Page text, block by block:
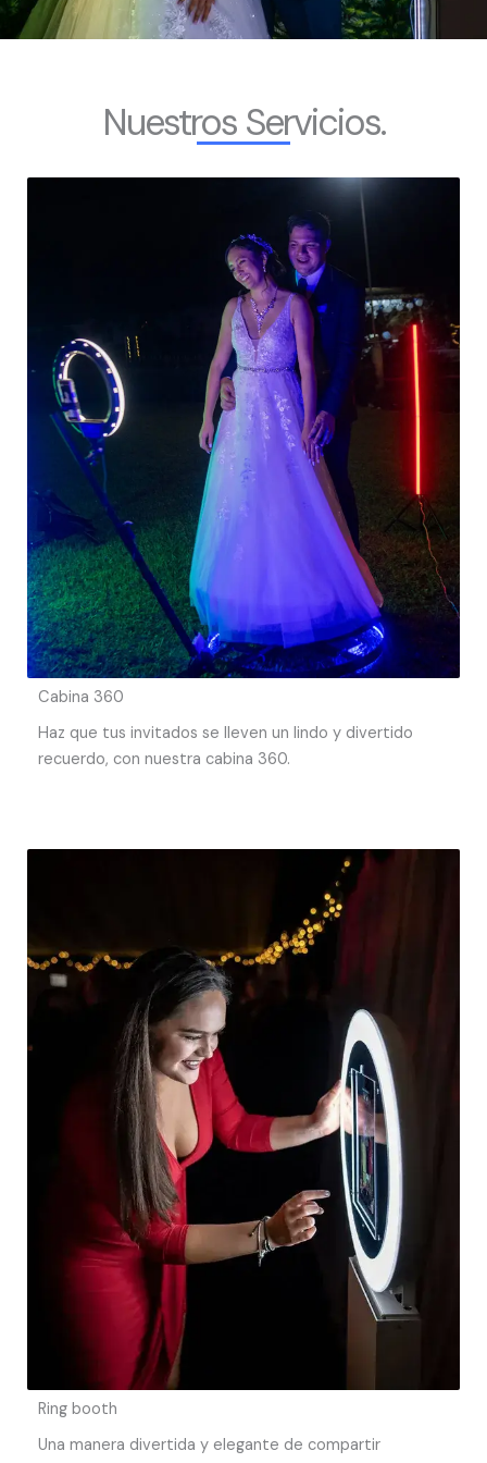
Nuestros Servicios.
Cabina 360
Haz que tus invitados se lleven un lindo y divertido
recuerdo, con nuestra cabina 360.
Ring booth
Una manera divertida y elegante de compartir